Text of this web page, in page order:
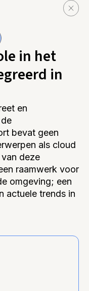
in het
in
en
bevat geen
als cloud
deze
raamwerk voor
omgeving; een
actuele trends in